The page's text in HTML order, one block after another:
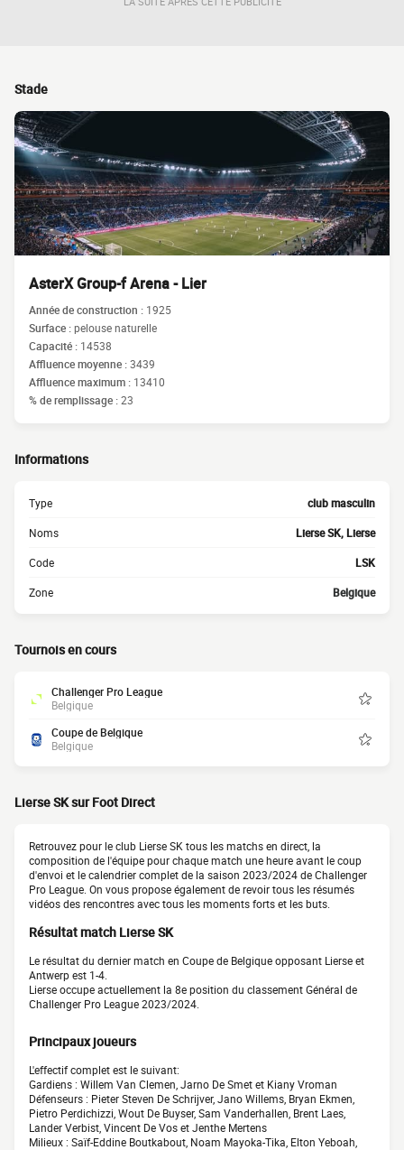
Stade
AsterX Group-f Arena - Lier
Année de construction : 1925
Surface :pelouse naturelle
Capacité : 14538
Affluence moyenne :3439
Affluence maximum : 13410
% de remplissage :23
Informations
Type club masculin
Noms Lierse SK, Lierse
Code LSK
Zone Belgique
Tournois en cours
Challenger Pro League
Belgique
Coupe de Belgique
Belgique
Lierse SK sur Foot Direct
Retrouvez pour le club Lierse SK tous les matchs en direct, la
composition de l'équipe pour chaque match une heure avant le coup
d'envoi et le calendrier complet de la saison 2023/2024 de Challenger
Pro League. On vous propose également de revoir tous les résumés
vidéos des rencontres avec tous les moments forts et les buts.
Résultat match Lierse SK
Le résultat du dernier match en Coupe de Belgique opposant Lierse et
Antwerp est 1-4.
Lierse occupe actuellement la 8e position du classement Général de
Challenger Pro League 2023/2024.
Principaux joueurs
L'effectif complet est le suivant:
Gardiens : Willem Van Clemen, Jarno De Smet et Kiany Vroman
Défenseurs : Pieter Steven De Schrijver, Jano Willems, Bryan Ekmen,
Pietro Perdichizzi, Wout De Buyser, Sam Vanderhallen, Brent Laes,
Lander Verbist, Vincent De Vos et Jenthe Mertens
Milieux : Saïf-Eddine Boutkabout, Noam Mayoka-Tika, Elton Yeboah,